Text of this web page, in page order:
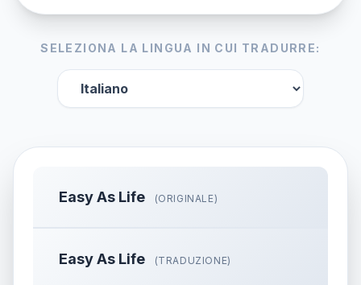
SELEZIONA LA LINGUA IN CUI TRADURRE:
Easy As Life (ORIGINALE)
Easy As Life (TRADUZIONE)